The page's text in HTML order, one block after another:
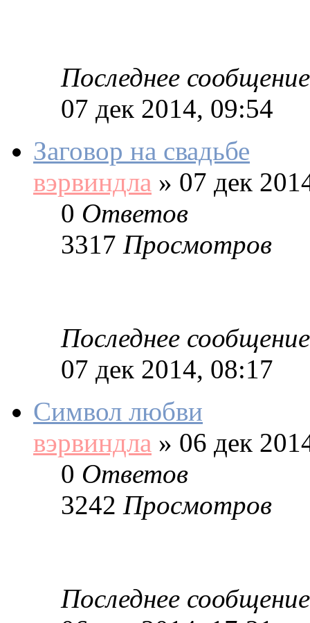
Последнее сообщение
07 дек 2014, 09:54
Заговор на свадьбе
вэрвиндла » 07 дек
0 Ответов
3317 Просмотров
Последнее сообщение
07 дек 2014, 08:17
Символ любви
вэрвиндла » 06 дек
0 Ответов
3242 Просмотров
Последнее сообщение